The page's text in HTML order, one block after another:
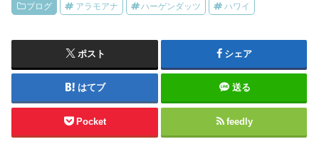
ブログ アラモアナ ハーゲンダッツ ハワイ
ポスト シェア
はてブ 送る
Pocket feedly